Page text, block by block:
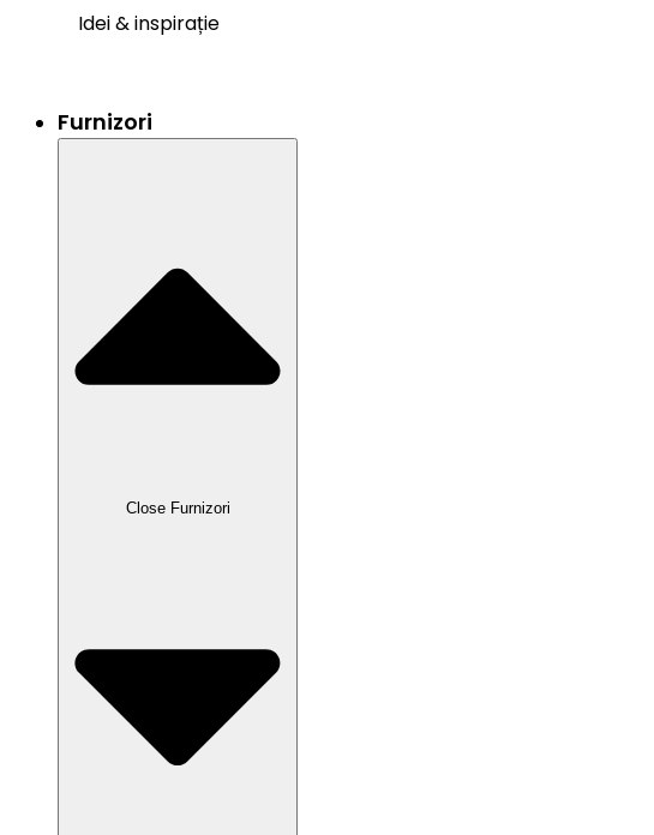
Idei & inspirație
Furnizori
Close Furnizori